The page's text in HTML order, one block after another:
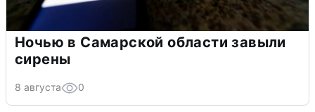
Ночью в Самарской области завыли
сирены
8 августа 0